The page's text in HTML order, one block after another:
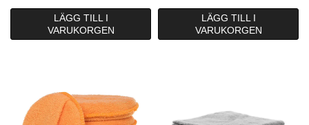
t
o
f
priset
var:
priset
är:
LÄGG TILL I
VARUKORGEN
t
o
f
priset
var:
priset
är:
LÄGG TILL I
VARUKORGEN